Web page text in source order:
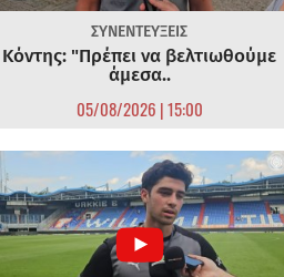
ΣΥΝΕΝΤΕΥΞΕΙΣ
Κόντης: "Πρέπει να βελτιωθούμε
άμεσα..
05/08/2026 | 15:00